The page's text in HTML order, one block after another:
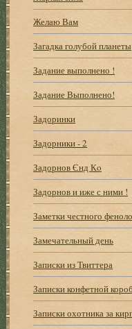
Желаю Вам
Загадка голубой планеты
Задание выполнено !
Задание Выполнено!
Задоринки
Задорники - 2
Задорнов Єнд Кo
Задорнов и иже с ними !
Заметки честного
Замечательный день
Записки из Твиттера
Записки конфетной
Записки охотника за